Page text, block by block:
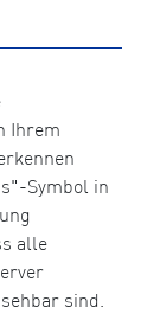
Ihrem
Symbol in
alle
sind.